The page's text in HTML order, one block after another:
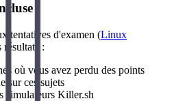
tentatives d'examen (Linux
:
où vous avez perdu des points
sur ces sujets
simulateurs Killer.sh